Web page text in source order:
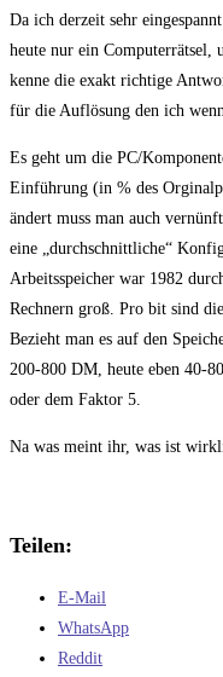
Da ich derzeit sehr
heute nur ein Computerrätsel,
kenne die exakt richtige
für die Auflösung den ich
Es geht um die PC/
Einführung (in % des
ändert muss man auch
eine „durchschnittliche“
Arbeitsspeicher war 1982
Rechnern groß. Pro bit sind
Bezieht man es auf den
200-800 DM, heute eben 40-
oder dem Faktor 5.
Na was meint ihr, was ist
Teilen:
E-Mail
WhatsApp
Reddit